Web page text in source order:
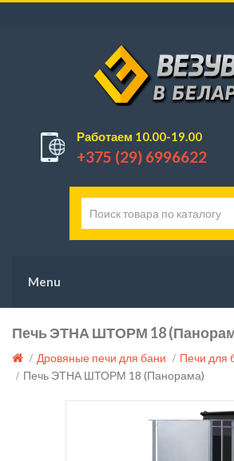
Работаем 10.00-19.00
+375 (29) 6996622
Menu
Печь ЭТНА ШТОРМ 18
Дровяные печи для бани
Печи для
Печь ЭТНА ШТОРМ 18 (Панорама)